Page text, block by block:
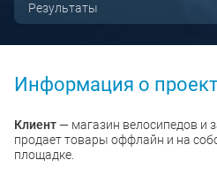
Результаты
Информация о
Клиент— магазин велосипедов и
продает товары оффлайн и на
площадке.